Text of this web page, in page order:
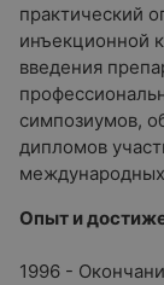
практический
инъекционной
введения
симпозиумов,
дипломов
Опыт и
1996 -